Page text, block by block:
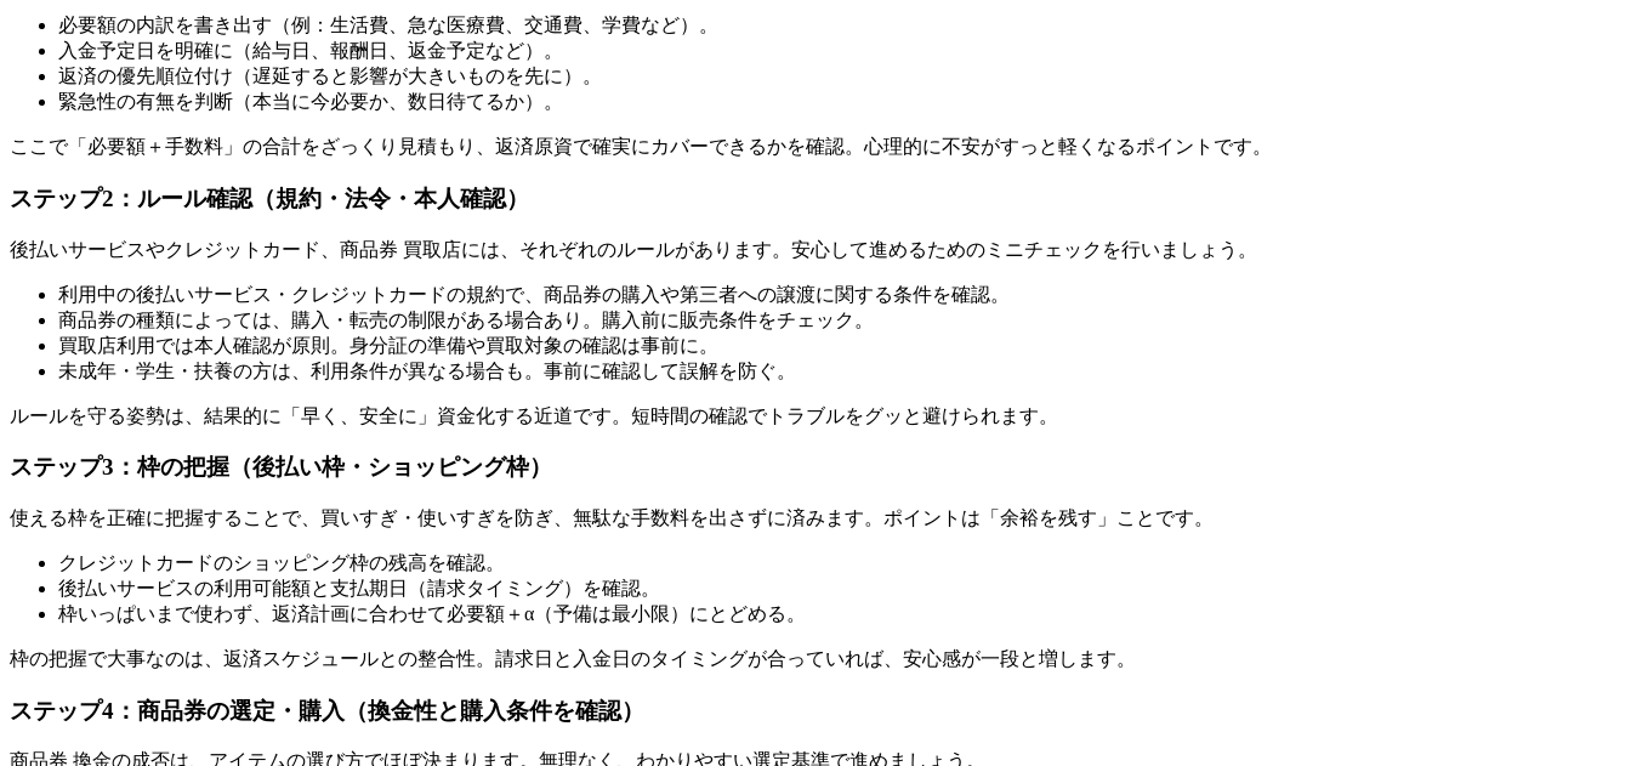
必要額の内訳を書き出す（例：生活費、急な医療費、交通費、学費など）。
入金予定日を明確に（給与日、報酬日、返金予定など）。
返済の優先順位付け（遅延すると影響が大きいものを先に）。
緊急性の有無を判断（本当に今必要か、数日待てるか）。
ここで「必要額＋手数料」の合計をざっくり見積もり、返済原資で確実にカバーできるかを確認。心理的に不安がすっと軽くなるポイントです。
ステップ2：ルール確認（規約・法令・本人確認）
後払いサービスやクレジットカード、商品券 買取店には、それぞれのルールがあります。安心して進めるためのミニチェックを行いましょう。
利用中の後払いサービス・クレジットカードの規約で、商品券の購入や第三者への譲渡に関する条件を確認。
商品券の種類によっては、購入・転売の制限がある場合あり。購入前に販売条件をチェック。
買取店利用では本人確認が原則。身分証の準備や買取対象の確認は事前に。
未成年・学生・扶養の方は、利用条件が異なる場合も。事前に確認して誤解を防ぐ。
ルールを守る姿勢は、結果的に「早く、安全に」資金化する近道です。短時間の確認でトラブルをグッと避けられます。
ステップ3：枠の把握（後払い枠・ショッピング枠）
使える枠を正確に把握することで、買いすぎ・使いすぎを防ぎ、無駄な手数料を出さずに済みます。ポイントは「余裕を残す」ことです。
クレジットカードのショッピング枠の残高を確認。
後払いサービスの利用可能額と支払期日（請求タイミング）を確認。
枠いっぱいまで使わず、返済計画に合わせて必要額＋α（予備は最小限）にとどめる。
枠の把握で大事なのは、返済スケジュールとの整合性。請求日と入金日のタイミングが合っていれば、安心感が一段と増します。
ステップ4：商品券の選定・購入（換金性と購入条件を確認）
商品券 換金の成否は、アイテムの選び方でほぼ決まります。無理なく、わかりやすい選定基準で進めましょう。